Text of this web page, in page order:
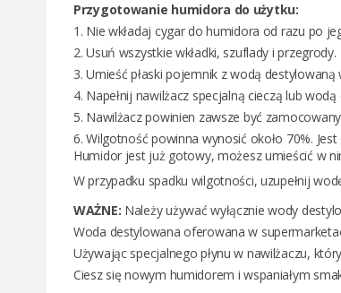
Przygotowanie humidora do użytku:
1. Nie wkładaj cygar do humidora od razu po
2. Usuń wszystkie wkładki, szuflady i przegrody.
3. Umieść płaski pojemnik z wodą
4. Napełnij nawilżacz specjalną cieczą lub
5. Nawilżacz powinien zawsze być
6. Wilgotność powinna wynosić około 70%.
Humidor jest już gotowy, możesz umieścić w
W przypadku spadku wilgotności, uzupełnij
WAŻNE: Należy używać wyłącznie wody
Woda destylowana oferowana w
Używając specjalnego płynu w nawilżaczu,
Ciesz się nowym humidorem i wspaniałym